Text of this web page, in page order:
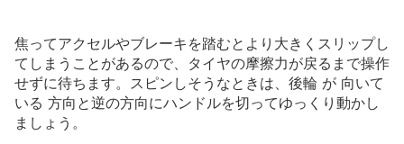
焦ってアクセルやブレーキを踏むとより大きくスリップし
てしまうことがあるので、タイヤの摩擦力が戻るまで操作
せずに待ちます。スピンしそうなときは、後輪 が 向いて
いる 方向と逆の方向にハンドルを切ってゆっくり動かし
ましょう。